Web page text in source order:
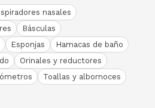
nasales
Básculas
Esponjas
Hamacas de baño
Orinales y reductores
Toallas y albornoces